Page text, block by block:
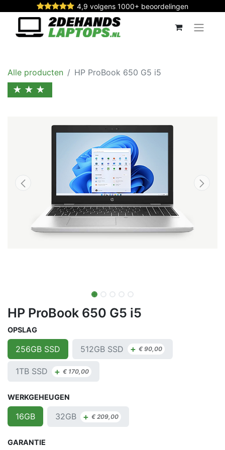
4,9 volgens 1000+ beoordelingen
Alle producten HP ProBook 650 G5 i5
★★★
HP ProBook 650 G5 i5
OPSLAG
256GB SSD 512GB SSD + €90,00
1TB SSD + € 170,00
WERKGEHEUGEN
16GB 32GB + €209,00
GARANTIE